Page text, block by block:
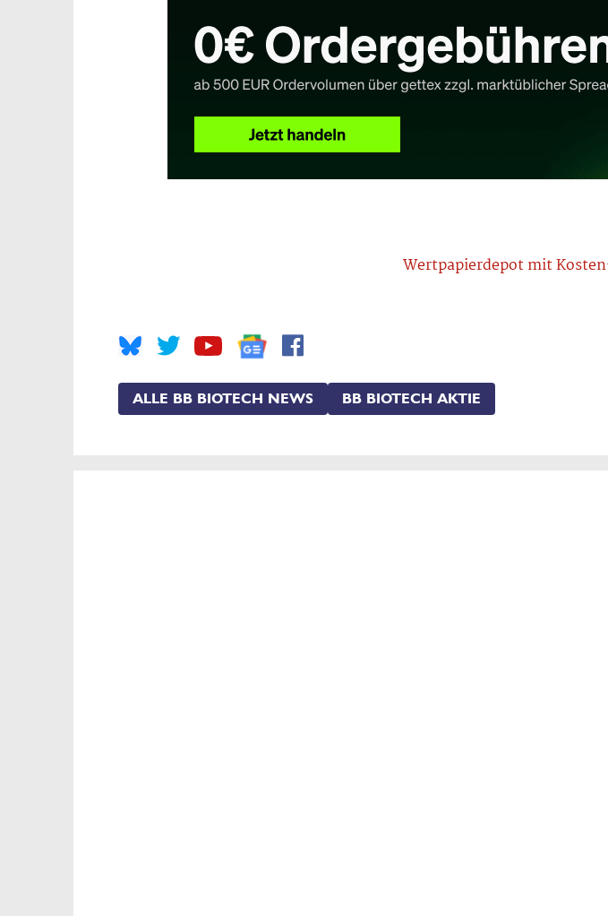
Wertpapierdepot mit
ALLE BB BIOTECH NEWS BB BIOTECH AKTIE